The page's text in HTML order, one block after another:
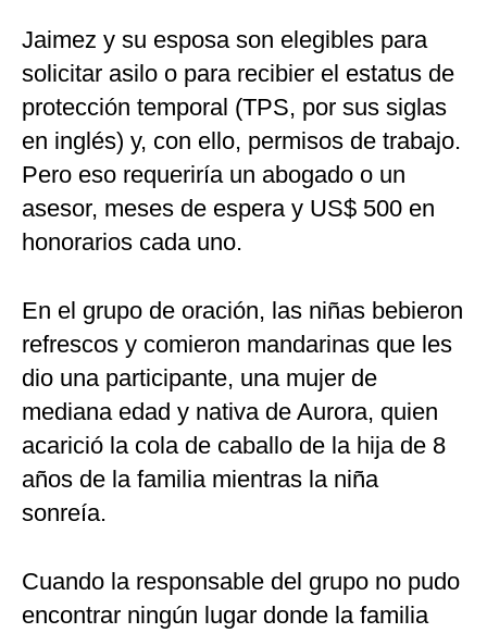
Jaimez y su esposa son elegibles para
solicitar asilo o para recibier el estatus de
protección temporal (TPS, por sus siglas
en inglés) y, con ello, permisos de trabajo.
Pero eso requeriría un abogado o un
asesor, meses de espera y US$ 500 en
honorarios cada uno.
En el grupo de oración, las niñas bebieron
refrescos y comieron mandarinas que les
dio una participante, una mujer de
mediana edad y nativa de Aurora, quien
acarició la cola de caballo de la hija de 8
años de la familia mientras la niña
sonreía.
Cuando la responsable del grupo no pudo
encontrar ningún lugar donde la familia